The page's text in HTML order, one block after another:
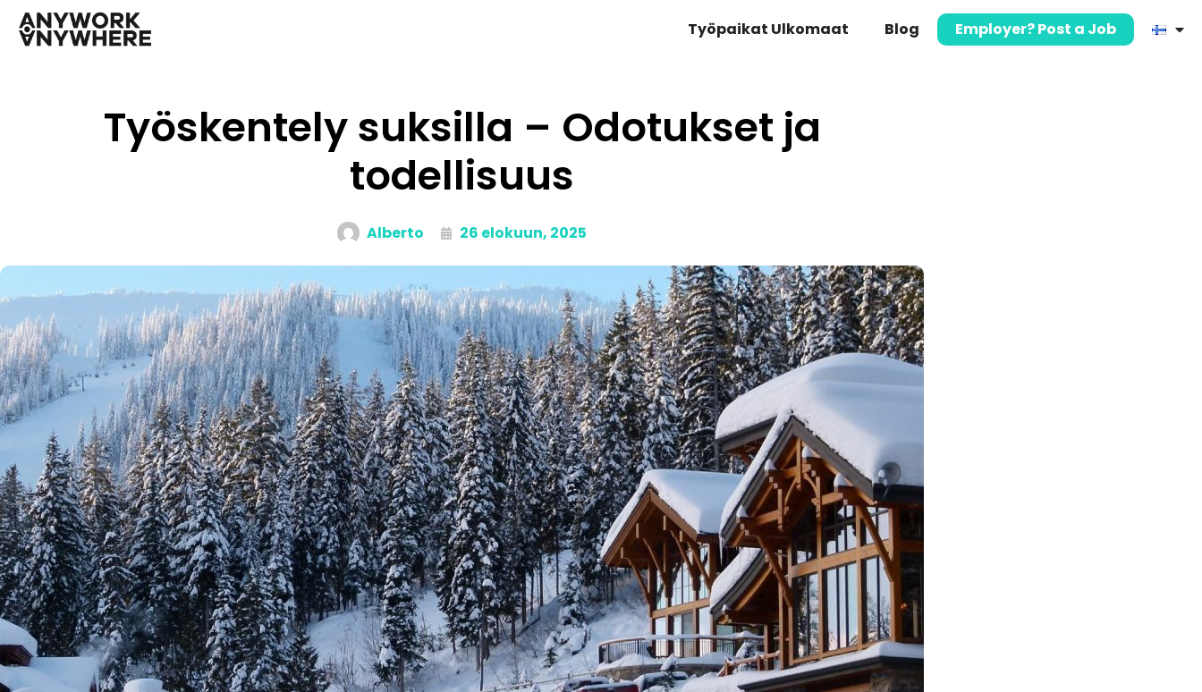
Työpaikat Ulkomaat Blog Employer? Post a Job
Työskentely suksilla – Odotukset ja
todellisuus
Alberto 26 elokuun, 2025